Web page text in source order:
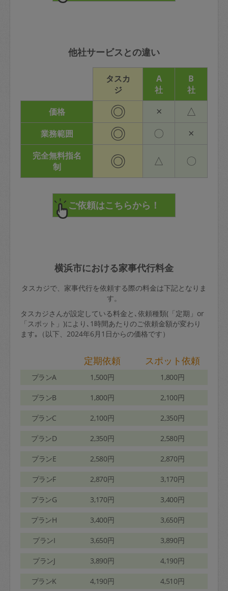
他社サービスとの違い
タスカ
ジ
A
社
B
社
価格
◎ × △
業務範囲 ◎ 〇 ×
完全無料指名
制
◎ △ 〇
横浜市における家事代行料金
タスカジで、家事代行を依頼する際の料金は下記となりま
す。
タスカジさんが設定している料金と､依頼種類(「定期」or
「スポット」)により､1時間あたりのご依頼金額が変わり
ます｡（以下、2024年6月1日からの価格です）
定期依頼 スポット依頼
プランA 1,500円 1,800円
プランB 1,800円 2,100円
プランC 2,100円 2,350円
プランD 2,350円 2,580円
プランE 2,580円 2,870円
プランF 2,870円 3,170円
プランG 3,170円 3,400円
プランH 3,400円 3,650円
プランI 3,650円 3,890円
プランJ 3,890円 4,190円
プランK 4,190円 4,510円